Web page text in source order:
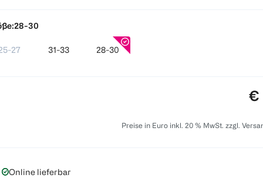
28-30
27 31-33 28-30
€
Preise in Euro inkl. 20 % MwSt. zzgl.
Online lieferbar